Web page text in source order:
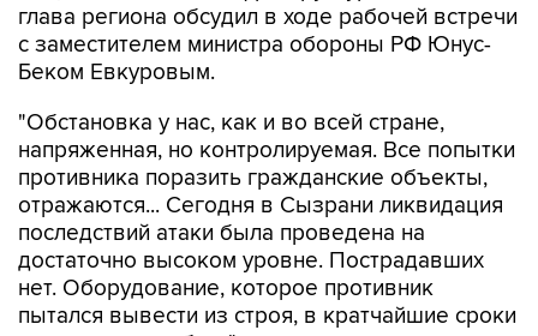
Беком Евкуровым.
"Обстановка у нас, как и во всей стране,
противника поразить гражданские объекты,
отражаются... Сегодня в Сызрани ликвидация
последствий атаки была проведена на
достаточно высоком уровне. Пострадавших
нет. Оборудование, которое противник
пытался вывести из строя, в кратчайшие сроки
начнет свою работу", - приводятся в
сообщении слова Федорищева.